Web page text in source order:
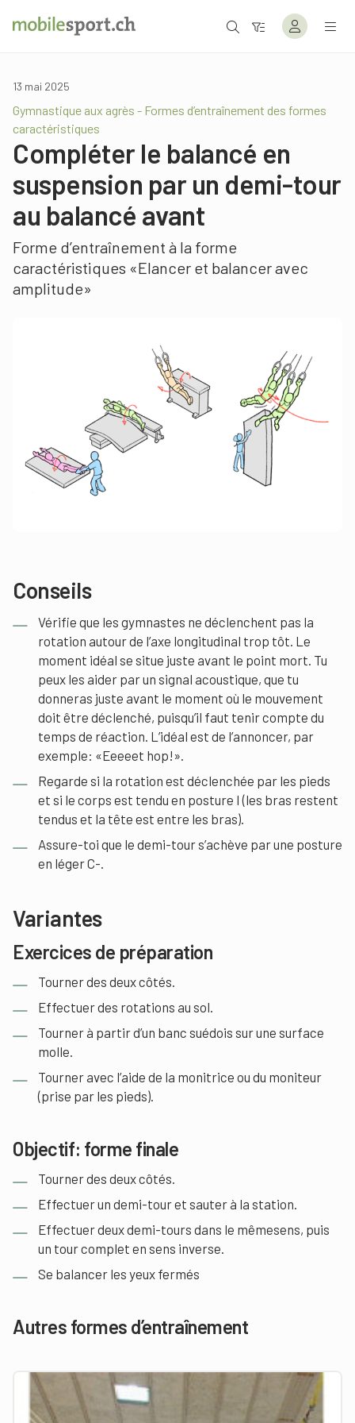
13 mai 2025
Gymnastique aux agrès - Formes d’entraînement des formes
caractéristiques
Compléter le balancé en
suspension par un demi-tour
au balancé avant
Forme d’entraînement à la forme
caractéristiques «Elancer et balancer avec
amplitude»
Conseils
Vérifie que les gymnastes ne déclenchent pas la
rotation autour de l’axe longitudinal trop tôt. Le
moment idéal se situe juste avant le point mort. Tu
peux les aider par un signal acoustique, que tu
donneras juste avant le moment où le mouvement
doit être déclenché, puisqu’il faut tenir compte du
temps de réaction. L’idéal est de l’annoncer, par
exemple: «Eeeeet hop!».
Regarde si la rotation est déclenchée par les pieds
et si le corps est tendu en posture I (les bras restent
tendus et la tête est entre les bras).
Assure-toi que le demi-tour s’achève par une posture
en léger C-.
Variantes
Exercices de préparation
Tourner des deux côtés.
Effectuer des rotations au sol.
Tourner à partir d’un banc suédois sur une surface
molle.
Tourner avec l’aide de la monitrice ou du moniteur
(prise par les pieds).
Objectif: forme finale
Tourner des deux côtés.
Effectuer un demi-tour et sauter à la station.
Effectuer deux demi-tours dans le mêmesens, puis
un tour complet en sens inverse.
Se balancer les yeux fermés
Autres formes d’entraînement